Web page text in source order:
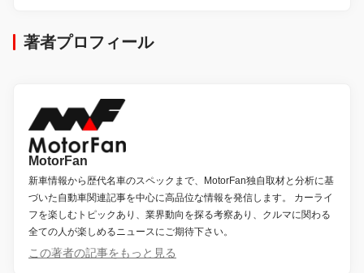
著者プロフィール
MotorFan
新車情報から歴代名車のスペックまで、MotorFan独自取材と分析に基
づいた自動車関連記事を中心に高品位な情報を発信します。 カーライ
フを楽しむトピックあり、業界動向を探る考察あり、クルマに関わる
全ての人が楽しめるニュースにご期待下さい。
この著者の記事をもっと見る